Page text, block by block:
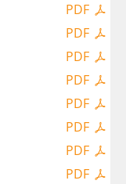
PDF
PDF
PDF
PDF
PDF
PDF
PDF
PDF